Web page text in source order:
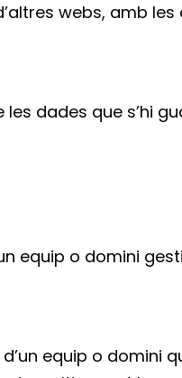
webs, amb les
dades que s’hi
equip o domini
equip o domini